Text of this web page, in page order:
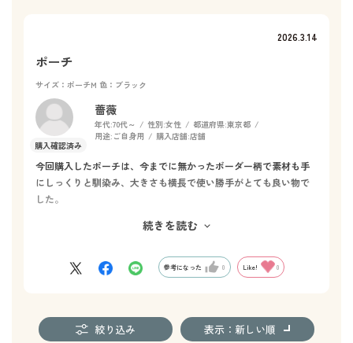
2026.3.14
ポーチ
サイズ：ポーチM 色：ブラック
薔薇
年代:70代～ 性別:女性 都道府県:東京都
用途: ご自身用 購入店舗:店舗
今回購入したポーチは、今までに無かったボーダー柄で素材も手
にしっくりと馴染み、大きさも横長で使い勝手がとても良い物で
した。
ーシックでお洒落感がありました。
続きを読む
参考になった 0 Like! 0
絞り込み 表示：新しい順